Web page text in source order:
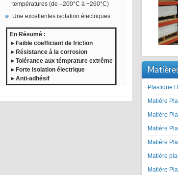
températures (de –200°C à +260°C)
Une excellentes isolation électriques
En Résumé :
►Faible coefficiant de friction
►Résistance à la corrosion
►Tolérance aux témprature extrême
►Forte isolation électrique
►Anti-adhésif
Plastique
Matière
Matière
Matière
Matière
Matière
Matière